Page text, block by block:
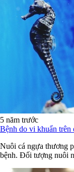
5 năm trước
Bệnh do vi khuẩn trên
Nuôi cá ngựa thương
bệnh. Đối tượng nuôi